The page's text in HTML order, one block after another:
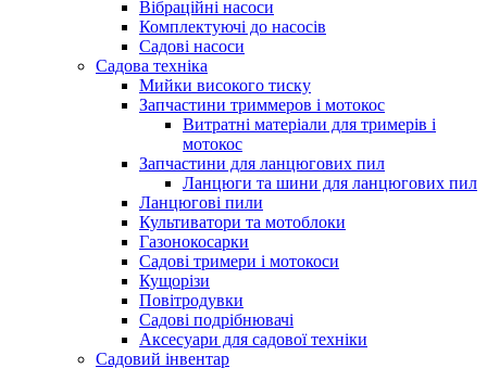
Вібраційні насоси
Комплектуючі до насосів
Cадові насоси
Садова техніка
Мийки високого тиску
Запчастини триммеров і мотокос
Витратні матеріали для тримерів і
мотокос
Запчастини для ланцюгових пил
Ланцюги та шини для ланцюгових пил
Ланцюгові пили
Культиватори та мотоблоки
Газонокосарки
Садові тримери і мотокоси
Кущорізи
Повітродувки
Садові подрібнювачі
Аксесуари для садової техніки
Садовий інвентар